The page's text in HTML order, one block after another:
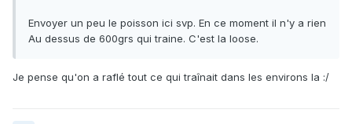
Envoyer un peu le poisson ici svp. En ce moment il n'y a rien
Au dessus de 600grs qui traine. C'est la loose.
Je pense qu'on a raflé tout ce qui traînait dans les environs la :/